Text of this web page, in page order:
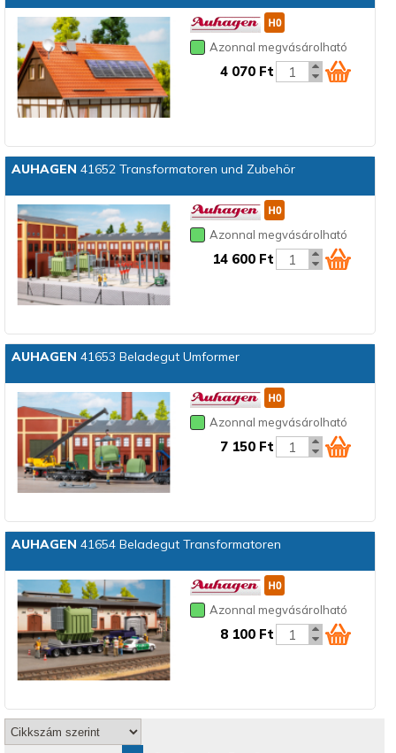
Azonnal megvásárolható
4 070 Ft
AUHAGEN 41652 Transformatoren und Zubehör
Azonnal megvásárolható
14 600 Ft
AUHAGEN 41653 Beladegut Umformer
Azonnal megvásárolható
7 150 Ft
AUHAGEN 41654 Beladegut Transformatoren
Azonnal megvásárolható
8 100 Ft